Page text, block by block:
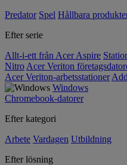
Predator Spel Hållbara
Efter serie
Allt-i-ett från Acer Aspire
Nitro Acer Veriton
Acer Veriton-arbetsstationer
Windows
Chromebook-datorer
Efter kategori
Arbete Vardagen Utbildning
Efter lösning